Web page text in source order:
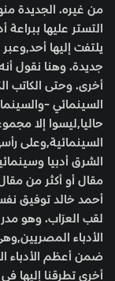
من غيره. الجديدة
التستر عليها
يلتفت إليها
جديدة. وهنا نقول
أخرى. وحتى الكاتب
السينمائي -
حاليا,ليسوا إلا
السينمائية,وعلى
الشرق أدبيا
مقال أو أكثر من
أحمد خالد توفيق
لقب العرّاب. وهو
الأدباء
ضمن أعظم الأدباء
أخرى تطرقنا إليها